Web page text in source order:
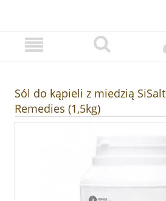
Sól do kąpieli z miedzią
Remedies (1,5kg)